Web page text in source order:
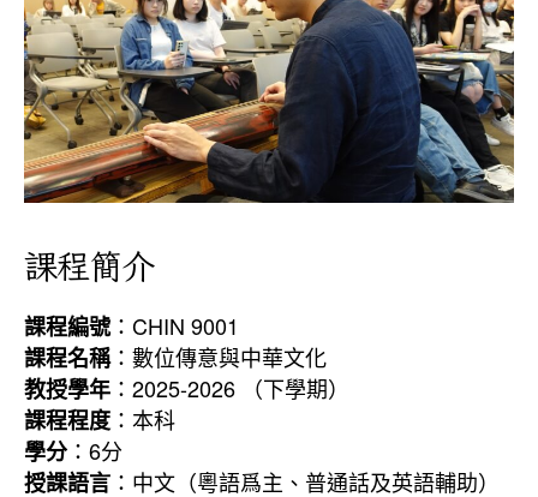
課程簡介
課程編號：CHIN 9001
課程名稱：數位傳意與中華文化
教授學年 ：2025-2026 （下學期）
課程程度：本科
學分 ：6分
授課語言 ：中文（粵語爲主、普通話及英語輔助）